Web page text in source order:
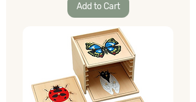
Add to Cart